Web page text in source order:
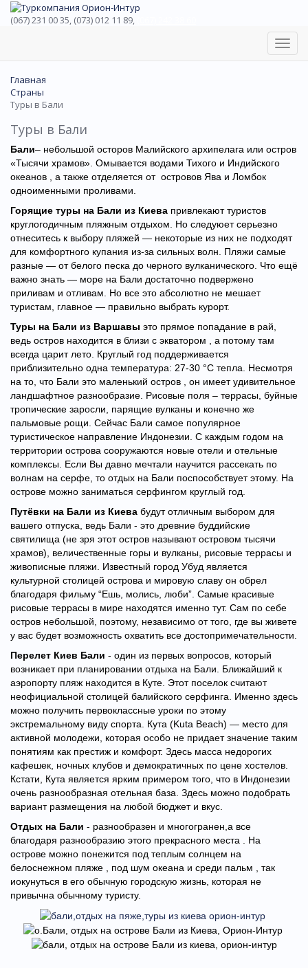
(067) 231 00 35, (073) 012 11 89,
Главная
Страны
Туры в Бали
Туры в Бали
Бали– небольшой осторов Малийского архипелага или остров
«Тысячи храмов». Омывается водами Тихого и Индийского
океанов , а также отделяется от островов Ява и Ломбок
одноименными проливами.
Горящие туры на Бали из Киева привлекают туристов
круглогодичным пляжным отдыхом. Но следуюет серьезно
отнеситесь к выбору пляжей — некоторые из них не подходят
для комфортного купания из-за сильных волн. Пляжи самые
разные — от белого песка до черного вулканического. Что ещё
важно знать — море на Бали достаточно подвержено
приливам и отливам. Но все это абсолютно не мешает
туристам, главное — правильно выбрать курорт.
Туры на Бали из Варшавы это прямое попадание в рай,
ведь остров находится в близи с экватором , а потому там
всегда царит лето. Круглый год поддерживается
приблизительно одна температура: 27-30 °С тепла. Несмотря
на то, что Бали это маленький остров , он имеет удивительное
ландшафтное разнообразие. Рисовые поля – террасы, буйные
тропические заросли, парящие вулканы и конечно же
пальмовые рощи. Сейчас Бали самое популярное
туристическое направление Индонезии. С каждым годом на
территории острова сооружаются новые отели и отельные
комплексы. Если Вы давно мечтали научится рассекать по
волнам на серфе, то отдых на Бали поспособствует этому. На
острове можно заниматься серфингом круглый год.
Путёвки на Бали из Киева будут отличным выбором для
вашего отпуска, ведь Бали - это древние буддийские
святилища (не зря этот остров называют островом тысячи
храмов), величественные горы и вулканы, рисовые террасы и
живописные пляжи. Известный город Убуд является
культурной столицей острова и мировую славу он обрел
благодаря фильму “Ешь, молись, люби”. Самые красивые
рисовые террасы в мире находятся именно тут. Сам по себе
остров небольшой, поэтому, независимо от того, где вы живете
у вас будет возможность охватить все достопримечательности.
Перелет Киев Бали - один из первых вопросов, который
возникает при планировании отдыха на Бали. Ближайший к
аэропорту пляж находится в Куте. Этот поселок считают
неофициальной столицей балийского серфинга. Именно здесь
можно получить первоклассные уроки по этому
экстремальному виду спорта. Кута (Kuta Beach) — место для
активной молодежи, которая особо не придает значение таким
понятиям как престиж и комфорт. Здесь масса недорогих
кафешек, ночных клубов и демократичных по цене хостелов.
Кстати, Кута является ярким примером того, что в Индонезии
очень разнообразная отельная база. Здесь можно подобрать
вариант размещения на любой бюджет и вкус.
Отдых на Бали - разнообразен и многогранен,а все
благодаря разнообразию этого прекрасного места . На
острове можно понежится под теплым солнцем на
белоснежном пляже , под шум океана и среди пальм , так
иокунуться в его обычную городскую жизнь, которая не
привычна обычному туристу.